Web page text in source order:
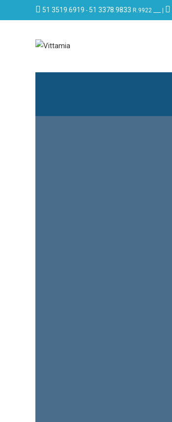
51 3519.6919 - 51 3378.9833 R.9922 ___ |